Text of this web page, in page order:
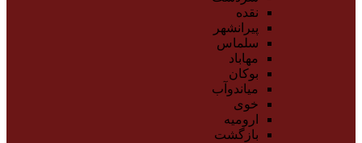
نقده
پیرانشهر
سلماس
مهاباد
بوکان
میاندوآب
خوی
ارومیه
بازگشت